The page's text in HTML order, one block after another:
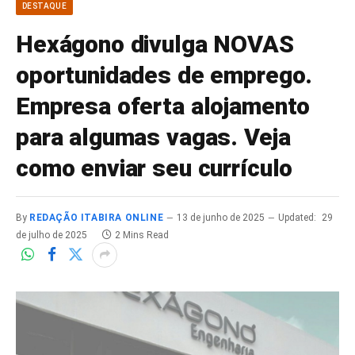
DESTAQUE
Hexágono divulga NOVAS
oportunidades de emprego.
Empresa oferta alojamento
para algumas vagas. Veja
como enviar seu currículo
By REDAÇÃO ITABIRA ONLINE 13 de junho de 2025 Updated:
29
de julho de 2025
2 Mins Read